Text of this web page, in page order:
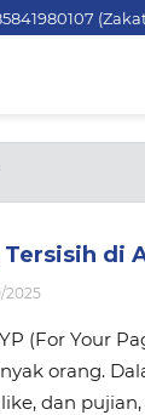
Tersisih di
2025
(For Your
orang.
dan